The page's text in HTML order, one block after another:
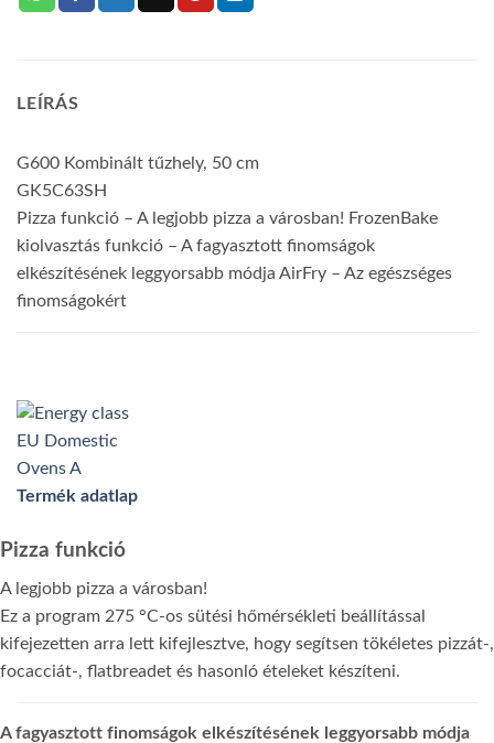
LEÍRÁS
G600 Kombinált tűzhely, 50 cm
GK5C63SH
Pizza funkció – A legjobb pizza a városban! FrozenBake
kiolvasztás funkció – A fagyasztott finomságok
elkészítésének leggyorsabb módja AirFry – Az egészséges
finomságokért
Termék adatlap
Pizza funkció
A legjobb pizza a városban!
Ez a program 275 °C-os sütési hőmérsékleti beállítással
kifejezetten arra lett kifejlesztve, hogy segítsen tökéletes pizzát-,
focacciát-, flatbreadet és hasonló ételeket készíteni.
A fagyasztott finomságok elkészítésének leggyorsabb módja